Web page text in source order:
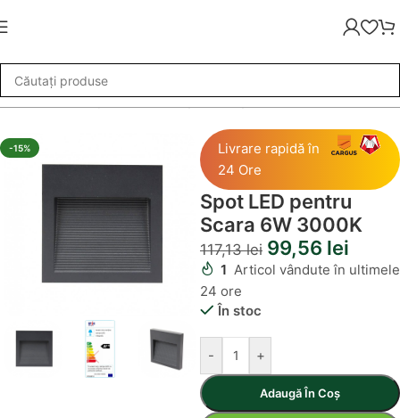
Iluminat»Spoturi LED»Spot LED pentru Scara 6W 3000K
-15%
Livrare rapidă în
24 Ore
Spot LED pentru
Scara 6W 3000K
117,13lei 99,56 lei
1 Articol vândute în ultimele
24 ore
În stoc
- +
Adaugă În Coș